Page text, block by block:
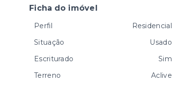
Ficha do imóvel
Perfil
Residencial
Situação
Usado
Escriturado
Sim
Terreno
Aclive